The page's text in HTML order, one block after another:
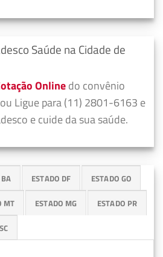
Saúde na Cidade de
Onlinedo convênio
Ligue para (11) 2801-6163 e
e cuide da sua saúde.
ESTADO DF ESTADO GO
MT ESTADO MG ESTADO PR